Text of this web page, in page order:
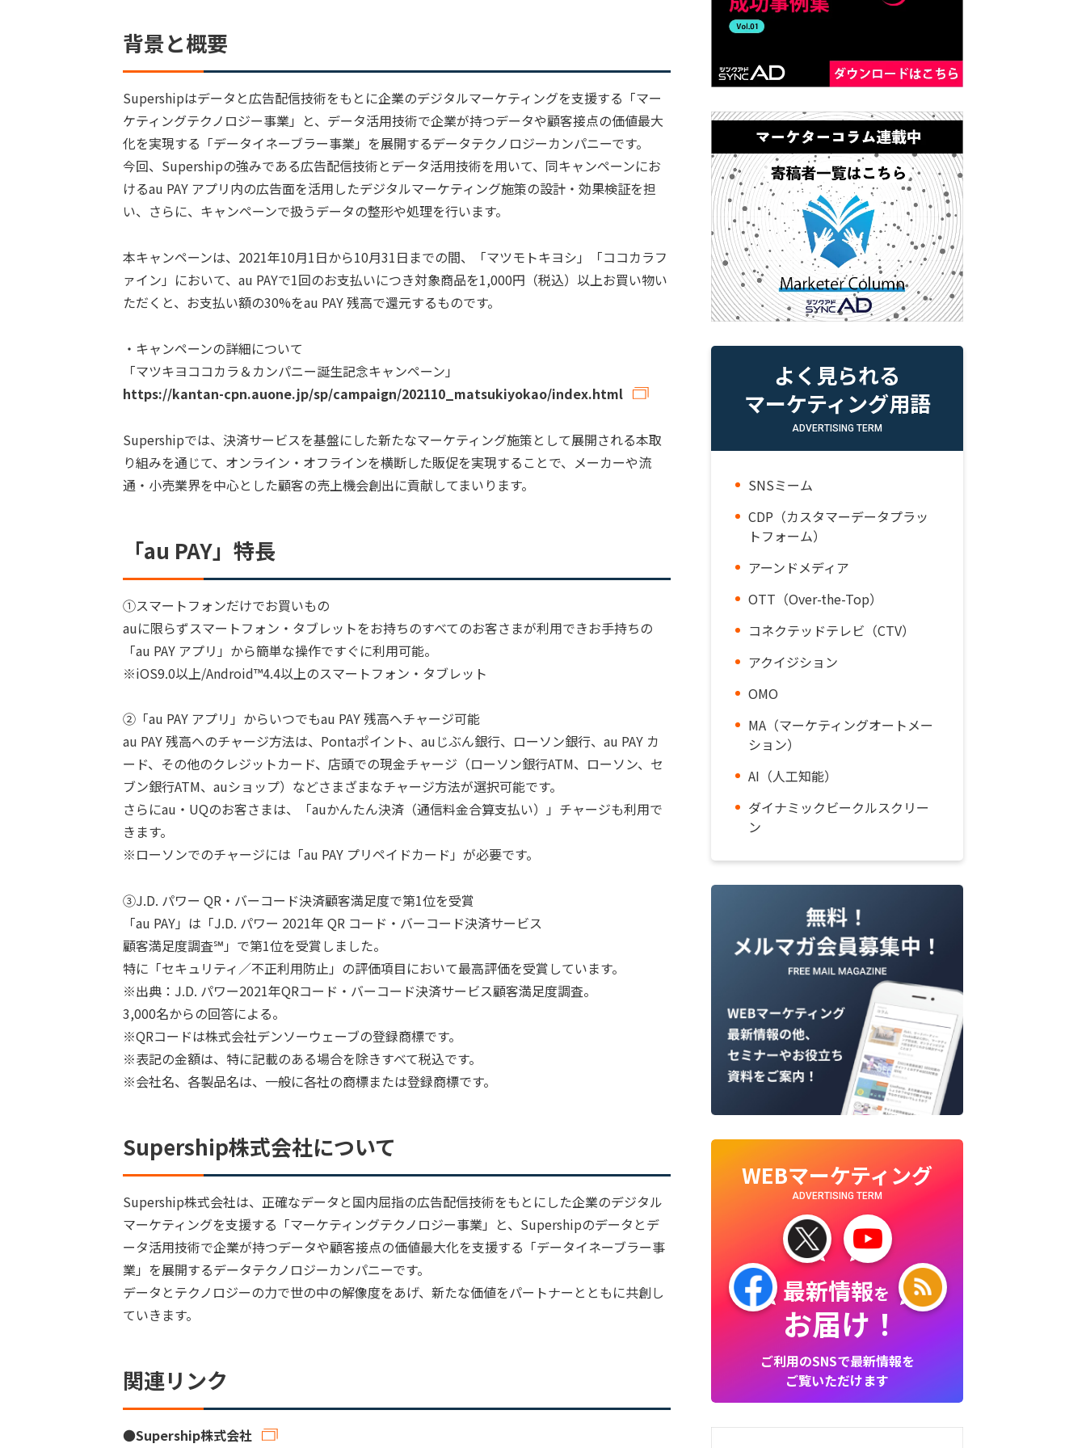
背景と概要
Supershipはデータと広告配信技術をもとに企業のデジタルマーケティングを支援する「マー
ケティングテクノロジー事業」と、データ活用技術で企業が持つデータや顧客接点の価値最大
化を実現する「データイネーブラー事業」を展開するデータテクノロジーカンパニーです。
今回、Supershipの強みである広告配信技術とデータ活用技術を用いて、同キャンペーンにお
けるau PAY アプリ内の広告面を活用したデジタルマーケティング施策の設計・効果検証を担
い、さらに、キャンペーンで扱うデータの整形や処理を行います。
本キャンペーンは、2021年10月1日から10月31日までの間、「マツモトキヨシ」「ココカラフ
ァイン」において、au PAYで1回のお支払いにつき対象商品を1,000円（税込）以上お買い物い
ただくと、お支払い額の30%をau PAY 残高で還元するものです。
・キャンペーンの詳細について
「マツキヨココカラ＆カンパニー誕生記念キャンペーン」
https://kantan-cpn.auone.jp/sp/campaign/202110_matsukiyokao/index.html
Supershipでは、決済サービスを基盤にした新たなマーケティング施策として展開される本取
り組みを通じて、オンライン・オフラインを横断した販促を実現することで、メーカーや流
通・小売業界を中心とした顧客の売上機会創出に貢献してまいります。
「au PAY」特長
①スマートフォンだけでお買いもの
auに限らずスマートフォン・タブレットをお持ちのすべてのお客さまが利用できお手持ちの
「au PAY アプリ」から簡単な操作ですぐに利用可能。
※iOS9.0以上/Android™4.4以上のスマートフォン・タブレット
②「au PAY アプリ」からいつでもau PAY 残高へチャージ可能
au PAY 残高へのチャージ方法は、Pontaポイント、auじぶん銀行、ローソン銀行、au PAY カ
ード、その他のクレジットカード、店頭での現金チャージ（ローソン銀行ATM、ローソン、セ
ブン銀行ATM、auショップ）などさまざまなチャージ方法が選択可能です。
さらにau・UQのお客さまは、「auかんたん決済（通信料金合算支払い）」チャージも利用で
きます。
※ローソンでのチャージには「au PAY プリペイドカード」が必要です。
③J.D. パワー QR・バーコード決済顧客満足度で第1位を受賞
「au PAY」は「J.D. パワー 2021年 QR コード・バーコード決済サービス
顧客満足度調査℠」で第1位を受賞しました。
特に「セキュリティ／不正利用防止」の評価項目において最高評価を受賞しています。
※出典：J.D. パワー2021年QRコード・バーコード決済サービス顧客満足度調査。
3,000名からの回答による。
※QRコードは株式会社デンソーウェーブの登録商標です。
※表記の金額は、特に記載のある場合を除きすべて税込です。
※会社名、各製品名は、一般に各社の商標または登録商標です。
Supership株式会社について
Supership株式会社は、正確なデータと国内屈指の広告配信技術をもとにした企業のデジタル
マーケティングを支援する「マーケティングテクノロジー事業」と、Supershipのデータとデ
ータ活用技術で企業が持つデータや顧客接点の価値最大化を支援する「データイネーブラー事
業」を展開するデータテクノロジーカンパニーです。
データとテクノロジーの力で世の中の解像度をあげ、新たな価値をパートナーとともに共創し
ていきます。
関連リンク
●Supership株式会社
よく見られる
マーケティング用語
ADVERTISING TERM
SNSミーム
CDP（カスタマーデータプラッ
トフォーム）
アーンドメディア
OTT（Over-the-Top）
コネクテッドテレビ（CTV）
アクイジション
OMO
MA（マーケティングオートメー
ション）
AI（人工知能）
ダイナミックビークルスクリー
ン
WEBマーケティング
ADVERTISING TERM
最新情報を
お届け！
ご利用のSNSで最新情報を
ご覧いただけます